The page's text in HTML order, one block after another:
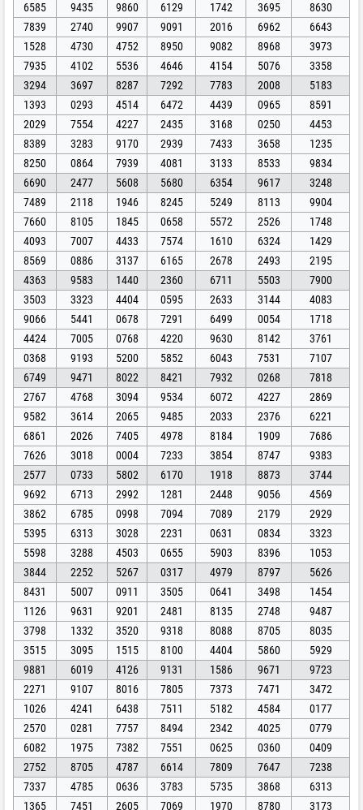
6585
9435 9860 6129 1742 3695
8630
7839
2740 9907 9091 2016 6962
6643
1528
4730 4752 8950 9082 8968
3973
7935
4102 5536 4646 4154 5076
3358
3294
3697 8287 7292 7783 2008
5183
1393
0293 4514 6472 4439 0965
8591
2029
7554 4227 2435 3168 0250
4453
8389
3283 9170 2939 7433 3658
1235
8250
0864 7939 4081 3133 8533
9834
6690
2477 5608 5680 6354 9617
3248
7489
2118 1946 8245 5249 8113
9904
7660
8105 1845 0658 5572 2526
1748
4093
7007 4433 7574 1610 6324
1429
8569
0886 3137 6165 2678 2493
2195
4363
9583 1440 2360 6711 5503
7900
3503
3323 4404 0595 2633 3144
4083
9066
5441 0678 7291 6499 0054
1718
4424
7005 0768 4220 9630 8142
3761
0368
9193 5200 5852 6043 7531
7107
6749
9471 8022 8421 7932 0268
7818
2767
4768 3094 9534 6072 4227
2869
9582
3614 2065 9485 2033 2376
6221
6861
2026 7405 4978 8184 1909
7686
7626
3018 0004 7233 3854 8747
9383
2577
0733 5802 6170 1918 8873
3744
9692
6713 2992 1281 2448 9056
4569
3862
6785 0998 7094 7089 2179
2929
5395
6313 3028 2231 0631 0834
3323
5598
3288 4503 0655 5903 8396
1053
3844
2252 5267 0317 4979 8797
5626
8431
5007 0911 3505 0641 3498
1454
1126
9631 9201 2481 8135 2748
9487
3798
1332 3520 9318 8088 8705
8035
3515
3095 1515 8100 4404 5860
5929
9881
6019 4126 9131 1586 9671
9723
2271
9107 8016 7805 7373 7471
3472
1026
4241 6438 7511 5182 4584
0177
2570
0281 7757 8494 2342 4025
0779
6082
1975 7382 7551 0625 0360
0409
2752
8705 4787 6614 7809 7647
7238
7337
4785 0636 3783 5735 3868
6313
1365
7451 2605 7069 1970 8780 3173